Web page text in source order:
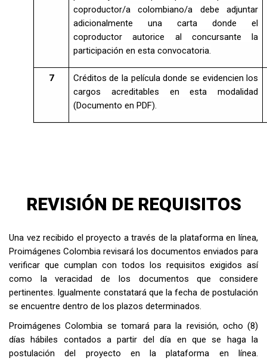
coproductor/a colombiano/a debe adjuntar
adicionalmente una carta donde el
coproductor autorice al concursante la
participación en esta convocatoria.
7
Créditos de la película donde se evidencien los
cargos acreditables en esta modalidad
(Documento en PDF).
REVISIÓN DE REQUISITOS
Una vez recibido el proyecto a través de la plataforma en línea,
Proimágenes Colombia revisará los documentos enviados para
verificar que cumplan con todos los requisitos exigidos así
como la veracidad de los documentos que considere
pertinentes. Igualmente constatará que la fecha de postulación
se encuentre dentro de los plazos determinados.
Proimágenes Colombia se tomará para la revisión, ocho (8)
días hábiles contados a partir del día en que se haga la
postulación del proyecto en la plataforma en línea.